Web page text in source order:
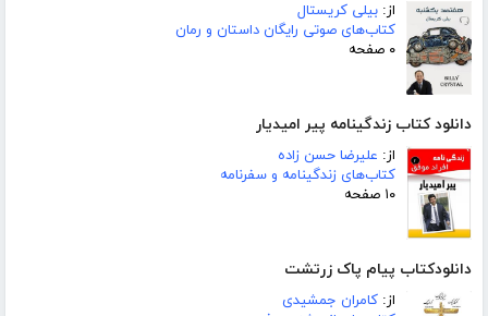
از: بیلی کریستال
کتاب‌های صوتی رایگان داستان و رمان
۰ صفحه
دانلود کتاب زندگینامه پیر امیدیار
از: علیرضا حسن زاده
کتاب‌های زندگینامه و سفرنامه
۱۰ صفحه
دانلودکتاب پیام پاک زرتشت
از: کامران جمشیدی